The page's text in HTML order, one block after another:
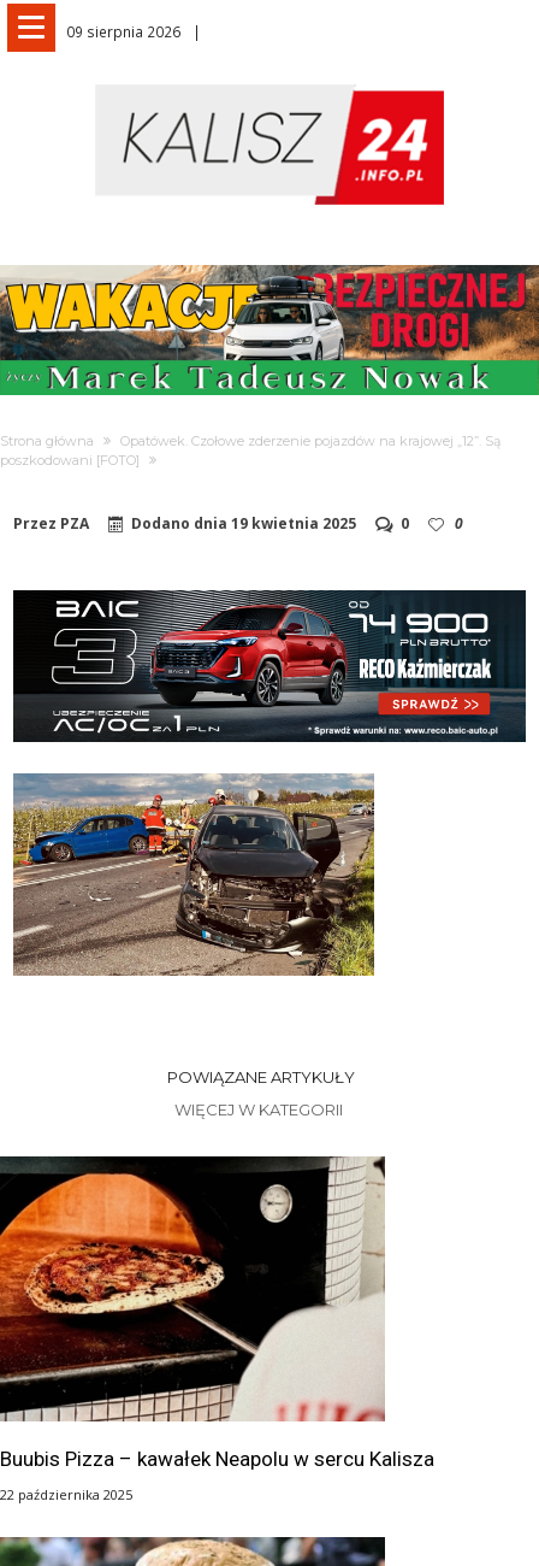
09 sierpnia 2026
Strona główna
Opatówek. Czołowe zderzenie pojazdów na krajowej „12”. Są
poszkodowani [FOTO]
Przez PZA Dodano dnia19 kwietnia 2025 0 0
POWIĄZANE ARTYKUŁY
WIĘCEJ W KATEGORII
Buubis Pizza – kawałek Neapolu w sercu Kalisza
22 października 2025